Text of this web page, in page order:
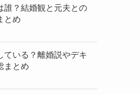
誰？結婚観と元夫との
とめ
ている？離婚説やデキ
まとめ